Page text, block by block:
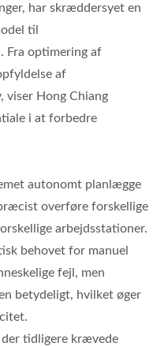
har skræddersyet en
til
Fra optimering af
af
viser Hong Chiang
i at forbedre
autonomt planlægge
overføre forskellige
arbejdsstationer.
behovet for manuel
fejl, men
betydeligt, hvilket øger
tidligere krævede